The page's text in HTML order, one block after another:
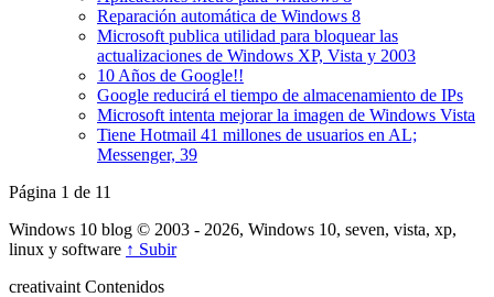
Reparación automática de Windows 8
Microsoft publica utilidad para bloquear las
actualizaciones de Windows XP, Vista y 2003
10 Años de Google!!
Google reducirá el tiempo de almacenamiento de IPs
Microsoft intenta mejorar la imagen de Windows Vista
Tiene Hotmail 41 millones de usuarios en AL;
Messenger, 39
Página 1 de 11
Windows 10 blog © 2003 - 2026, Windows 10, seven, vista, xp,
linux y software ↑ Subir
creativaint Contenidos